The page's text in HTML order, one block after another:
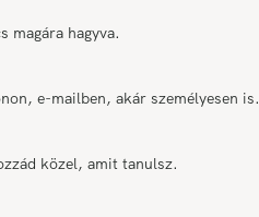
magára hagyva.
e-mailben, akár személyesen is.
közel, amit tanulsz.